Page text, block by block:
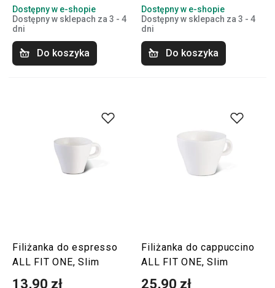
Dostępny w e-shopie
Dostępny w sklepach za 3 - 4
dni
Do koszyka
Dostępny w e-shopie
Dostępny w sklepach za 3 - 4
dni
Do koszyka
Filiżanka do espresso
ALL FIT ONE, Slim
13,90 zł
Filiżanka do cappuccino
ALL FIT ONE, Slim
25,90 zł